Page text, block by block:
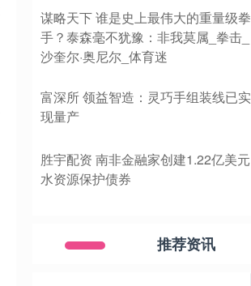
谋略天下 谁是史上最伟大的重量级拳
手？泰森毫不犹豫：非我莫属_拳击_
沙奎尔·奥尼尔_体育迷
富深所 领益智造：灵巧手组装线已实
现量产
胜宇配资 南非金融家创建1.22亿美元
水资源保护债券
推荐资讯